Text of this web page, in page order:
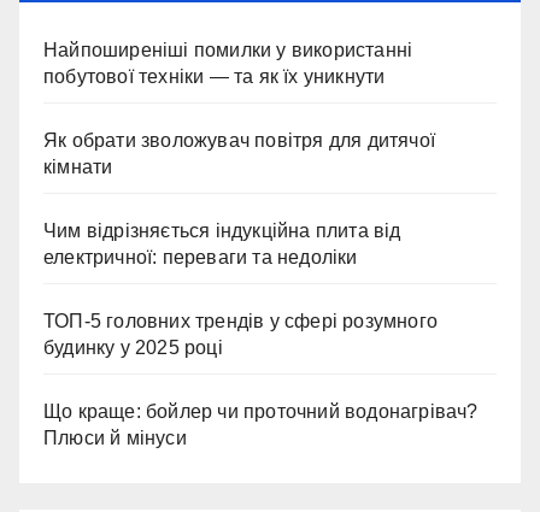
Найпоширеніші помилки у використанні
побутової техніки — та як їх уникнути
Як обрати зволожувач повітря для дитячої
кімнати
Чим відрізняється індукційна плита від
електричної: переваги та недоліки
ТОП-5 головних трендів у сфері розумного
будинку у 2025 році
Що краще: бойлер чи проточний водонагрівач?
Плюси й мінуси